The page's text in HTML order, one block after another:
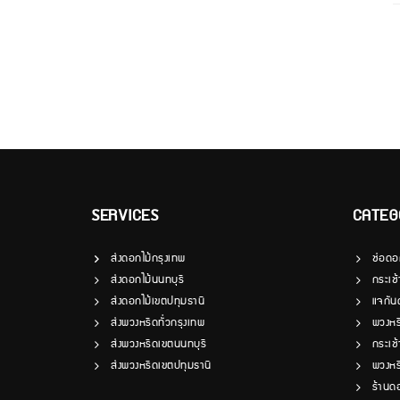
SERVICES
ส่งดอกไม้กรุงเทพ
ส่งดอกไม้นนทบุรี
ส่งดอกไม้เขตปทุมธานี
ส่งพวงหรีดทั่วกรุงเทพ
ส่งพวงหรีดเขตนนทบุรี
ส่งพวงหรีดเขตปทุมธานี
ช่อด
กระเ
แจกัน
พวง
กระ
พวง
ร้านด